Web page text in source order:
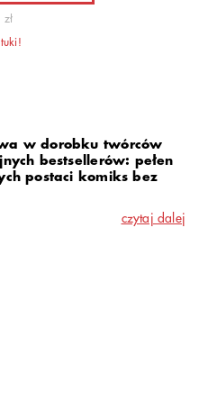
w dorobku twórców
bestsellerów: pełen
postaci komiks bez
czytaj dalej